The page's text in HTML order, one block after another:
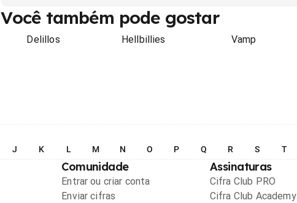
Você também pode gostar
Delillos Hellbillies Vamp
J K L M N O P Q R S T
Comunidade
Entrar ou criar conta
Enviar cifras
Assinaturas
Cifra Club PRO
Cifra Club Academy